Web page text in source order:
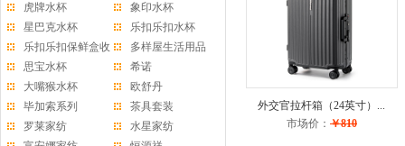
虎牌水杯
象印水杯
星巴克水杯
乐扣乐扣水杯
乐扣乐扣保鲜盒收
纳盒
多样屋生活用品
思宝水杯
希诺
大嘴猴水杯
欧舒丹
毕加索系列
茶具套装
罗莱家纺
水星家纺
外交官拉杆箱（24英寸）...
市场价： ￥810